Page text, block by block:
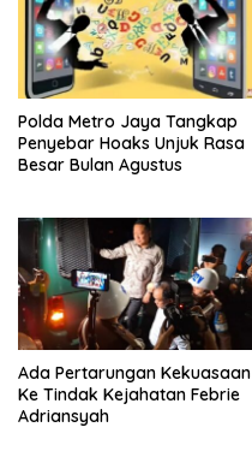
Polda Metro Jaya Tangkap
Penyebar Hoaks Unjuk Rasa
Besar Bulan Agustus
Ada Pertarungan Kekuasaan
Ke Tindak Kejahatan Febrie
Adriansyah